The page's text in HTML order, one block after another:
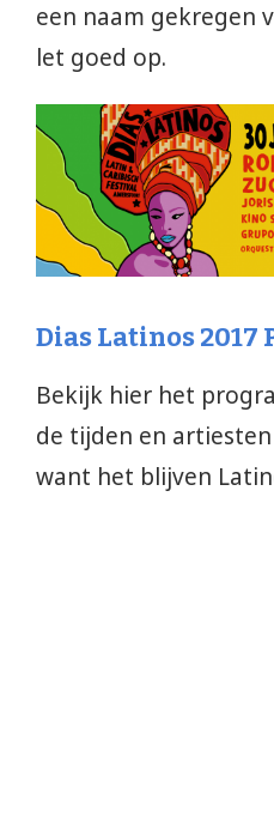
een naam gekregen
let goed op.
Dias Latinos 2017
Bekijk hier het
de tijden en
want het blijven